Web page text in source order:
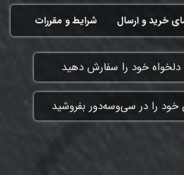
شرایط و مقررات خرید و ارسال
دلخواه خود را سفارش دهید
خود را در سی‌وسه‌دور بفروشید